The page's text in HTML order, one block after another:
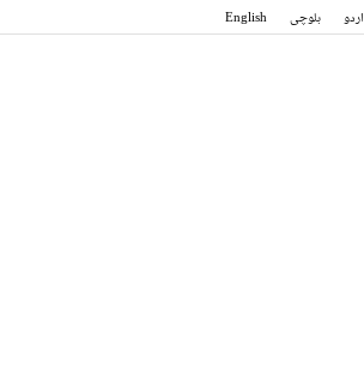
English بلوچی اردو